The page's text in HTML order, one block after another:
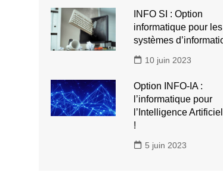
INFO SI : Option
informatique pour les
systèmes
10 juin 2023
Option INFO-IA :
l’informatique pour
l’Intelligence
!
5 juin 2023